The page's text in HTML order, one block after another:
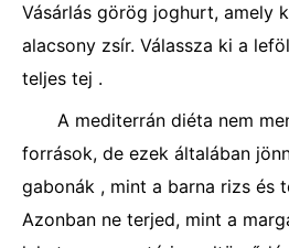
Vásárlás görög joghurt, amely
alacsony zsír. Válassza ki a
teljes tej .
A mediterrán diéta nem
források, de ezek általában
gabonák , mint a barna rizs és
Azonban ne terjed, mint a